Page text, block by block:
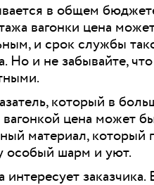
в общем
вагонки цена
и срок службы
и не забывайте,
который в
цена может
материал,
особый шарм и уют.